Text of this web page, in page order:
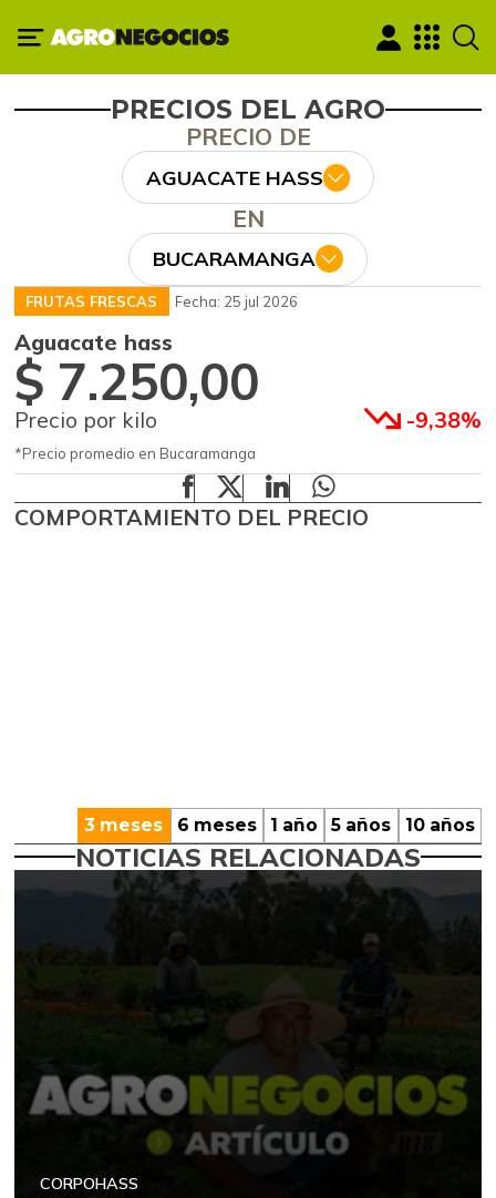
PRECIOS DEL AGRO
PRECIO DE
AGUACATE HASS
EN
BUCARAMANGA
FRUTAS FRESCAS Fecha: 25 jul 2026
Aguacate hass
$ 7.250,00
Precio por kilo -9,38%
*Precio promedio en Bucaramanga
COMPORTAMIENTO DEL PRECIO
3 meses 6 meses 1 año 5 años 10 años
NOTICIAS RELACIONADAS
CORPOHASS